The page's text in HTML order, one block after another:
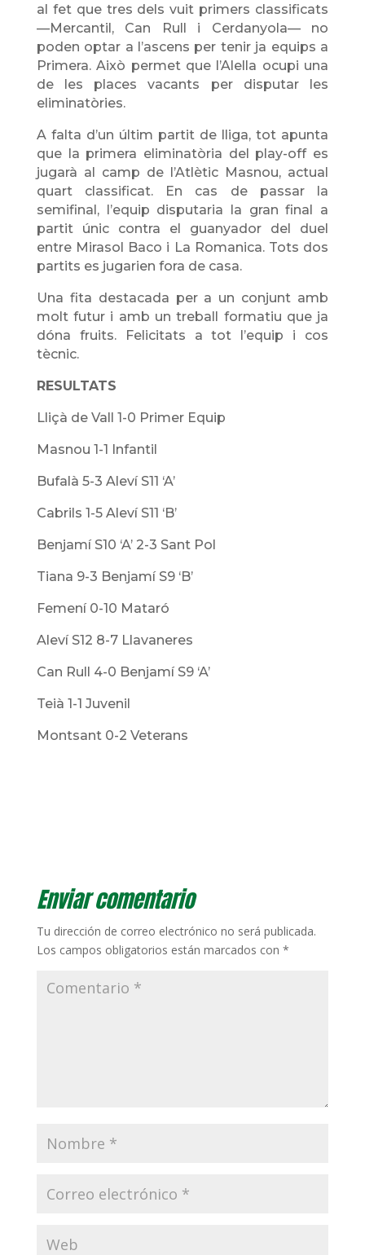
al fet que tres dels vuit primers classificats
—Mercantil, Can Rull i Cerdanyola— no
poden optar a l’ascens per tenir ja equips a
Primera. Això permet que l’Alella ocupi una
de les places vacants per disputar les
eliminatòries.
A falta d’un últim partit de lliga, tot apunta
que la primera eliminatòria del play-off es
jugarà al camp de l’Atlètic Masnou, actual
quart classificat. En cas de passar la
semifinal, l’equip disputaria la gran final a
partit únic contra el guanyador del duel
entre Mirasol Baco i La Romanica. Tots dos
partits es jugarien fora de casa.
Una fita destacada per a un conjunt amb
molt futur i amb un treball formatiu que ja
dóna fruits.
Felicitats a tot l’equip i cos
tècnic.
RESULTATS
Lliçà de Vall 1-0 Primer Equip
Masnou 1-1 Infantil
Bufalà 5-3 Aleví S11 ‘A’
Cabrils 1-5 Aleví S11 ‘B’
Benjamí S10 ‘A’ 2-3 Sant Pol
Tiana 9-3 Benjamí S9 ‘B’
Femení 0-10 Mataró
Aleví S12 8-7 Llavaneres
Can Rull 4-0 Benjamí S9 ‘A’
Teià 1-1 Juvenil
Montsant 0-2 Veterans
Enviar comentario
Tu dirección de correo electrónico no será publicada.
Los campos obligatorios están marcados con *